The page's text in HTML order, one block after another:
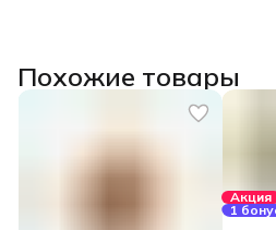
Похожие товары
Акция
1